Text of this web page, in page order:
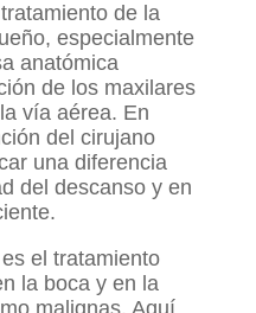
de la
especialmente
anatómica
de los maxilares
vía aérea. En
del cirujano
una diferencia
del descanso y en
el tratamiento
la boca y en la